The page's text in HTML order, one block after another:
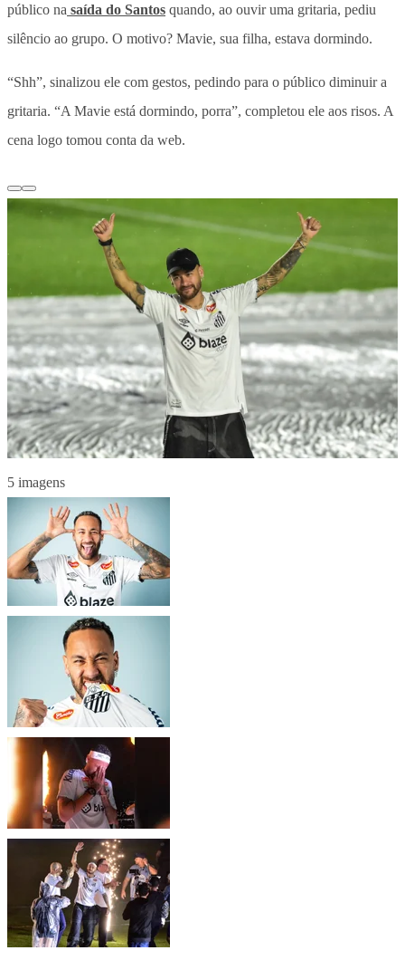
público na saída do Santos quando, ao ouvir uma gritaria, pediu
silêncio ao grupo. O motivo? Mavie, sua filha, estava dormindo.
“Shh”, sinalizou ele com gestos, pedindo para o público diminuir a
gritaria. “A Mavie está dormindo, porra”, completou ele aos risos. A
cena logo tomou conta da web.
5 imagens